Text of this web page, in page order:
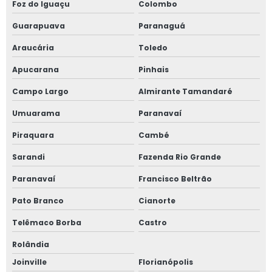
Valores de consultoria em segurança do trabalho
Validação de projeto de máquinas
Validação de projeto de máquinas industriais
Validação de projeto de máquinas nacionais
Validação de projeto de máquinas importadas
Validação de projeto de máquinas agrícolas
Validação de projeto de máquinas mineradoras
Validação de projeto de máquinas construção civil
Validação de projeto de máquinas farmacêuticas
Validação de projeto de máquinas industriais preço
Empresa de validação de projeto de máquinas
Foz do Iguaçu Colombo
Guarapuava Paranaguá
Araucária Toledo
Apucarana Pinhais
Campo Largo Almirante Tamandaré
Umuarama Paranavaí
Piraquara Cambé
Sarandi Fazenda Rio Grande
Paranavaí Francisco Beltrão
Pato Branco Cianorte
Telêmaco Borba Castro
Rolândia
Joinville
Florianópolis